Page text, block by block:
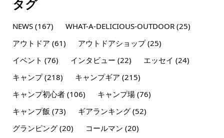
タグ
NEWS(167) WHAT-A-DELICIOUS-OUTDOOR(25)
アウトドア (61) アウトドアショップ(25)
イベント (76) インタビュー (22) エッセイ (24)
キャンプ(218) キャンプギア (215)
キャンプ初心者(106) キャンプ場(76)
キャンプ飯 (73) ギアランキング(52)
グランピング(20) コールマン (20)